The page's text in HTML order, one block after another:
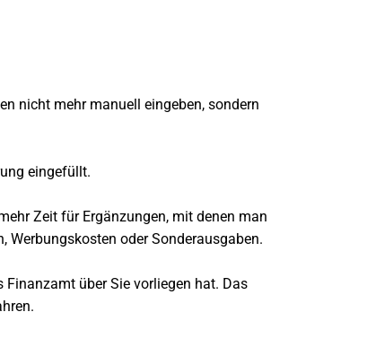
nicht mehr manuell eingeben, sondern
eingefüllt.
Zeit für Ergänzungen, mit denen man
Werbungskosten oder Sonderausgaben.
Finanzamt über Sie vorliegen hat. Das